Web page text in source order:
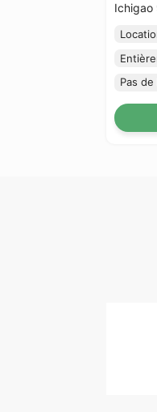
Ichigao
Pas